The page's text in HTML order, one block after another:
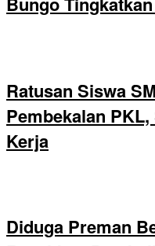
Ratusan Siswa
Pembekalan
Kerja
Diduga Preman